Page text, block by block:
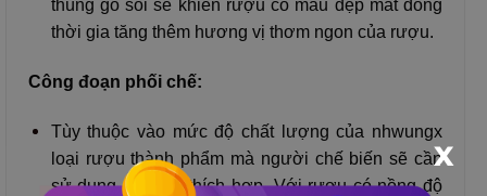
thùng gỗ sồi sẽ khiến rượu có màu đẹp mắt đồng
thời gia tăng thêm hương vị thơm ngon của rượu.
Công đoạn phối chế:
Tùy thuộc vào mức độ chất lượng của nhwungx
loại rượu thành phẩm mà người chế biến sẽ cần
sử dụng phụ gia thích hợp. Với rượu có nồng độ
X